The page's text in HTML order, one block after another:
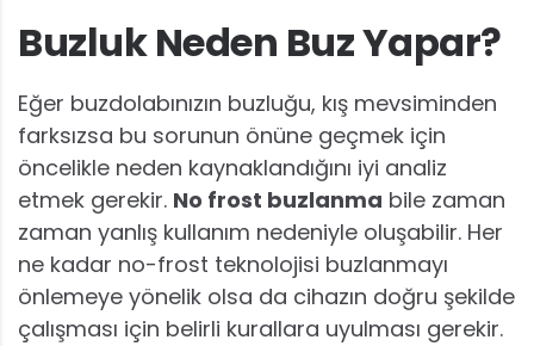
Buzluk Neden Buz Yapar?
Eğer buzdolabınızın buzluğu, kış mevsiminden
farksızsa bu sorunun önüne geçmek için
öncelikle neden kaynaklandığını iyi analiz
etmek gerekir. No frost buzlanma bile zaman
zaman yanlış kullanım nedeniyle oluşabilir. Her
ne kadar no-frost teknolojisi buzlanmayı
önlemeye yönelik olsa da cihazın doğru şekilde
çalışması için belirli kurallara uyulması gerekir.